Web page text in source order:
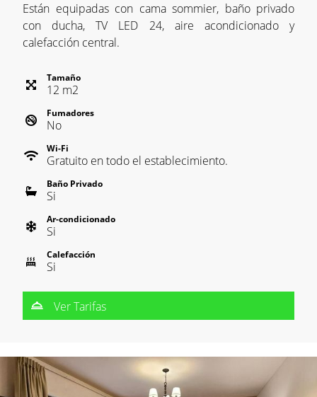
Están equipadas con cama sommier, baño privado
con ducha, TV LED 24, aire acondicionado y
calefacción central.
Tamaño
12 m2
Fumadores
No
Wi-Fi
Gratuito en todo el establecimiento.
Baño Privado
Si
Ar-condicionado
Si
Calefacción
Si
Ver Tarifas